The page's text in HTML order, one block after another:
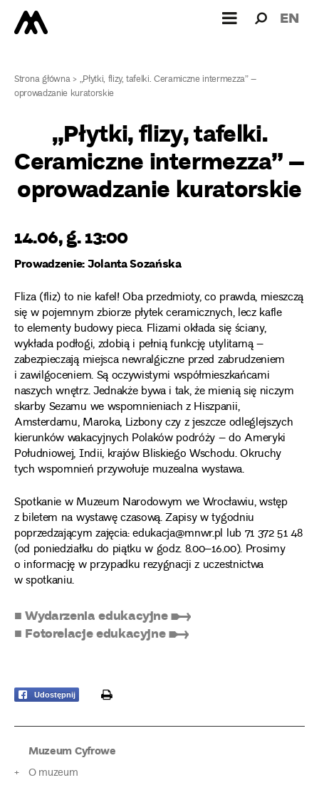
dla: EN
Strona główna>„Płytki, flizy, tafelki. Ceramiczne intermezza” –
oprowadzanie kuratorskie
„Płytki, flizy, tafelki.
Ceramiczne intermezza” –
oprowadzanie kuratorskie
14.06, g. 13:00
Prowadzenie: Jolanta Sozańska
Fliza (fliz) to nie kafel! Oba przedmioty, co prawda, mieszczą
się w pojemnym zbiorze płytek ceramicznych, lecz kafle
to elementy budowy pieca. Flizami okłada się ściany,
wykłada podłogi, zdobią i pełnią funkcję utylitarną –
zabezpieczają miejsca newralgiczne przed zabrudzeniem
i zawilgoceniem. Są oczywistymi współmieszkańcami
naszych wnętrz. Jednakże bywa i tak, że mienią się niczym
skarby Sezamu we wspomnieniach z Hiszpanii,
Amsterdamu, Maroka, Lizbony czy z jeszcze odleglejszych
kierunków wakacyjnych Polaków podróży – do Ameryki
Południowej, Indii, krajów Bliskiego Wschodu. Okruchy
tych wspomnień przywołuje muzealna wystawa.
Spotkanie w Muzeum Narodowym we Wrocławiu, wstęp
z biletem na wystawę czasową. Zapisy w tygodniu
poprzedzającym zajęcia: edukacja@mnwr.pl lub 71 372 51 48
(od poniedziałku do piątku w godz. 8.00–16.00). Prosimy
o informację w przypadku rezygnacji z uczestnictwa
w spotkaniu.
■ Wydarzenia edukacyjne ➸
■ Fotorelacje edukacyjne ➸
Udostępnij print
Muzeum Cyfrowe
O muzeum